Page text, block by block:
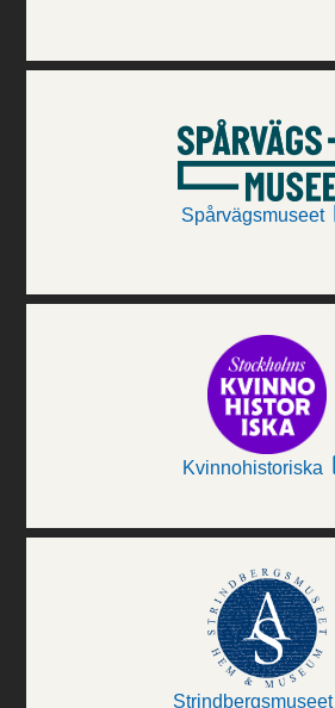
Spårvägsmuseet
Kvinnohistoriska
Strindbergsmuseet